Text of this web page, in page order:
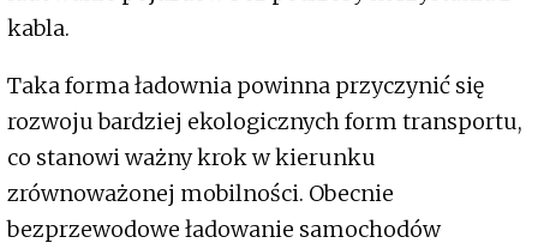
kabla.
Taka forma ładownia powinna przyczynić się
rozwoju bardziej ekologicznych form transportu,
co stanowi ważny krok w kierunku
zrównoważonej mobilności. Obecnie
bezprzewodowe ładowanie samochodów